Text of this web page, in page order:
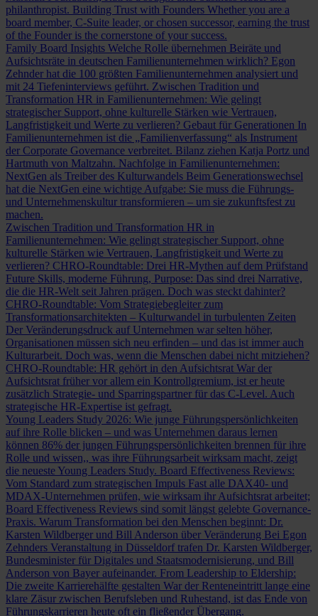
philanthropist. Building Trust with Founders Whether you are a
board member, C-Suite leader, or chosen successor, earning the trust
of the Founder is the cornerstone of your success.
Family Board Insights Welche Rolle übernehmen Beiräte und
Aufsichtsräte in deutschen Familienunternehmen wirklich? Egon
Zehnder hat die 100 größten Familienunternehmen analysiert und
mit 24 Tiefeninterviews geführt. Zwischen Tradition und
Transformation HR in Familienunternehmen: Wie gelingt
strategischer Support, ohne kulturelle Stärken wie Vertrauen,
Langfristigkeit und Werte zu verlieren? Gebaut für Generationen In
Familienunternehmen ist die „Familienverfassung“ als Instrument
der Corporate Governance verbreitet. Bilanz ziehen Katja Portz und
Hartmuth von Maltzahn. Nachfolge in Familienunternehmen:
NextGen als Treiber des Kulturwandels Beim Generationswechsel
hat die NextGen eine wichtige Aufgabe: Sie muss die Führungs-
und Unternehmenskultur transformieren – um sie zukunftsfest zu
machen.
Zwischen Tradition und Transformation HR in
Familienunternehmen: Wie gelingt strategischer Support, ohne
kulturelle Stärken wie Vertrauen, Langfristigkeit und Werte zu
verlieren? CHRO-Roundtable: Drei HR-Mythen auf dem Prüfstand
Future Skills, moderne Führung, Purpose: Das sind drei Narrative,
die die HR-Welt seit Jahren prägen. Doch was steckt dahinter?
CHRO-Roundtable: Vom Strategiebegleiter zum
Transformationsarchitekten – Kulturwandel in turbulenten Zeiten
Der Veränderungsdruck auf Unternehmen war selten höher,
Organisationen müssen sich neu erfinden – und das ist immer auch
Kulturarbeit. Doch was, wenn die Menschen dabei nicht mitziehen?
CHRO-Roundtable: HR gehört in den Aufsichtsrat War der
Aufsichtsrat früher vor allem ein Kontrollgremium, ist er heute
zusätzlich Strategie- und Sparringspartner für das C-Level. Auch
strategische HR-Expertise ist gefragt.
Young Leaders Study 2026: Wie junge Führungspersönlichkeiten
auf ihre Rolle blicken – und was Unternehmen daraus lernen
können 86% der jungen Führungspersönlichkeiten brennen für ihre
Rolle und wissen,, was ihre Führungsarbeit wirksam macht, zeigt
die neueste Young Leaders Study. Board Effectiveness Reviews:
Vom Standard zum strategischen Impuls Fast alle DAX40- und
MDAX-Unternehmen prüfen, wie wirksam ihr Aufsichtsrat arbeitet;
Board Effectiveness Reviews sind somit längst gelebte Governance-
Praxis. Warum Transformation bei den Menschen beginnt: Dr.
Karsten Wildberger und Bill Anderson über Veränderung Bei Egon
Zehnders Veranstaltung in Düsseldorf trafen Dr. Karsten Wildberger,
Bundesminister für Digitales und Staatsmodernisierung, und Bill
Anderson von Bayer aufeinander. From Leadership to Eldership:
Die zweite Karrierehälfte gestalten War der Renteneintritt lange eine
klare Zäsur zwischen Berufsleben und Ruhestand, ist das Ende von
Führungskarrieren heute oft ein fließender Übergang.